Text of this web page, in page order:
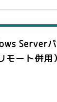
Server
モート併用）